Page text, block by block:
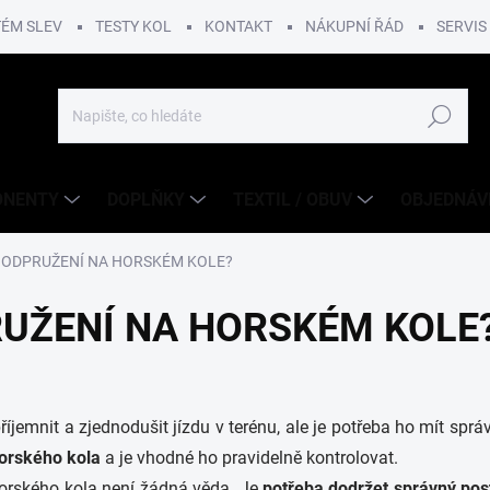
SLEV TESTY KOL KONTAKT NÁKUPNÍ ŘÁD SERVIS
Hledat
NA HORSKÉM KOLE?
NA HORSKÉM
a zjednodušit jízdu v terénu, ale je potřeba ho mít
kola a je vhodné ho pravidelně kontrolovat.